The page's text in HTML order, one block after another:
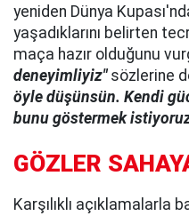
yeniden Dünya
yaşadıklarını belirten
maça hazır olduğunu
deneyimliyiz"sözlerine
öyle düşünsün. Kendi
bunu göstermek
GÖZLER
Karşılıklı açıklamalarla